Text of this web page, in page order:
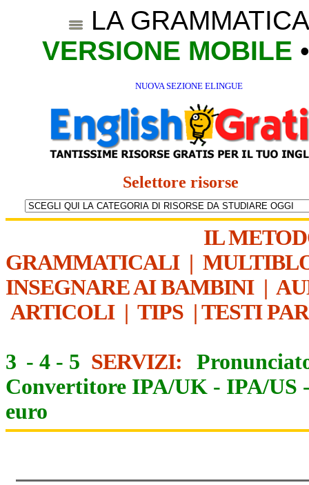
LA
VERSIONE MOBILE
NUOVA SEZIONE ELINGUE
Selettore risorse
IL
GRAMMATICALI|
INSEGNARE AI BAMBINI|
ARTICOLI| TIPS | TESTI
3 - 4 - 5 SERVIZI:
Convertitore IPA/UK - IPA/US
euro